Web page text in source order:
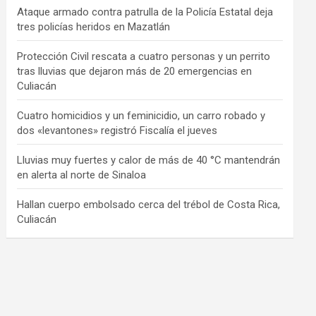
Ataque armado contra patrulla de la Policía Estatal deja
tres policías heridos en Mazatlán
Protección Civil rescata a cuatro personas y un perrito
tras lluvias que dejaron más de 20 emergencias en
Culiacán
Cuatro homicidios y un feminicidio, un carro robado y
dos «levantones» registró Fiscalía el jueves
Lluvias muy fuertes y calor de más de 40 °C mantendrán
en alerta al norte de Sinaloa
Hallan cuerpo embolsado cerca del trébol de Costa Rica,
Culiacán